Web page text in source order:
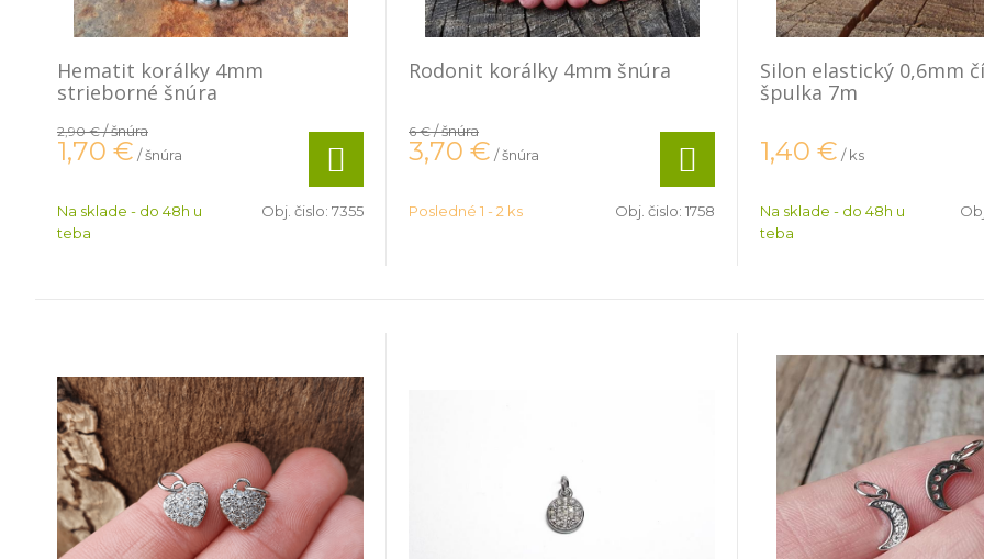
Hematit korálky 4mm
strieborné šnúra
2,90 €/ šnúra
1,70 € / šnúra
Na sklade - do 48h u
teba
Obj. čislo: 7355
Rodonit korálky 4mm šnúra
6 €/ šnúra
3,70 € / šnúra
Posledné 1 - 2 ks Obj. čislo: 1758
Silon elastický 0,6mm
špulka 7m
1,40 € / ks
Na sklade - do 48h u
teba